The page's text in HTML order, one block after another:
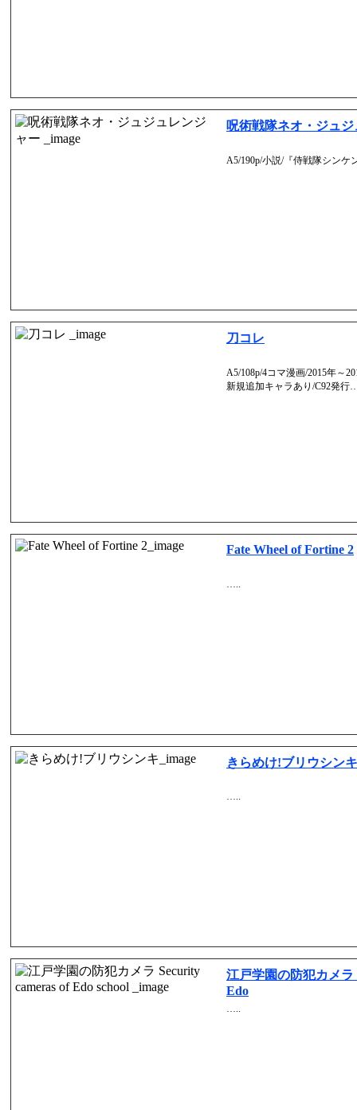
呪術戦隊ネオ・ジュ
A5/190p/小説/『侍戦隊シン
刀コレ
A5/108p/4コマ漫画/2015年～
新規追加キャラあり/C92発行
Fate Wheel of Fortine 2
…..
きらめけ!ブリウシンキ
…..
江戸学園の防犯カメラ
Edo
…..